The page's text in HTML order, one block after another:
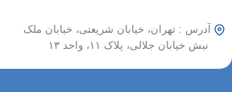
آدرس : تهران، خیابان شریعتی، خیابان ملک
نبش خیابان جلالی، پلاک ۱۱، واحد ۱۳